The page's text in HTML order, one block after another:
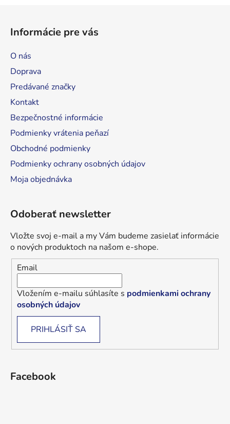
Informácie pre vás
O nás
Doprava
Predávané značky
Kontakt
Bezpečnostné informácie
Podmienky vrátenia peňazí
Obchodné podmienky
Podmienky ochrany osobných údajov
Moja objednávka
Odoberať newsletter
Vložte svoj e-mail a my Vám budeme zasielať informácie
o nových produktoch na našom e-shope.
Email
Vložením e-mailu súhlasíte s podmienkami ochrany
osobných údajov
PRIHLÁSIŤ SA
Facebook